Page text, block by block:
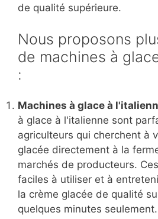
de qualité supérieure.
Nous proposons
de machines à
:
Machines à glace à
à glace à l'italienne sont
agriculteurs qui cherchent à
glacée directement à la
marchés de producteurs.
faciles à utiliser et à
la crème glacée de qualité
quelques minutes seulement.